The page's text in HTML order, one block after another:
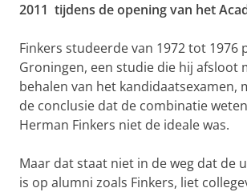
2011 tijdens de opening van het
Finkers studeerde van 1972 tot 1976
Groningen, een studie die hij afsloot
behalen van het kandidaatsexamen,
de conclusie dat de combinatie
Herman Finkers niet de ideale was.
Maar dat staat niet in de weg dat de
is op alumni zoals Finkers, liet